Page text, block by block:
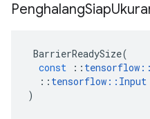
PenghalangSiap
BarrierReadySize(
const
:: tensorflow ::
:: tensorflow :: Input
)